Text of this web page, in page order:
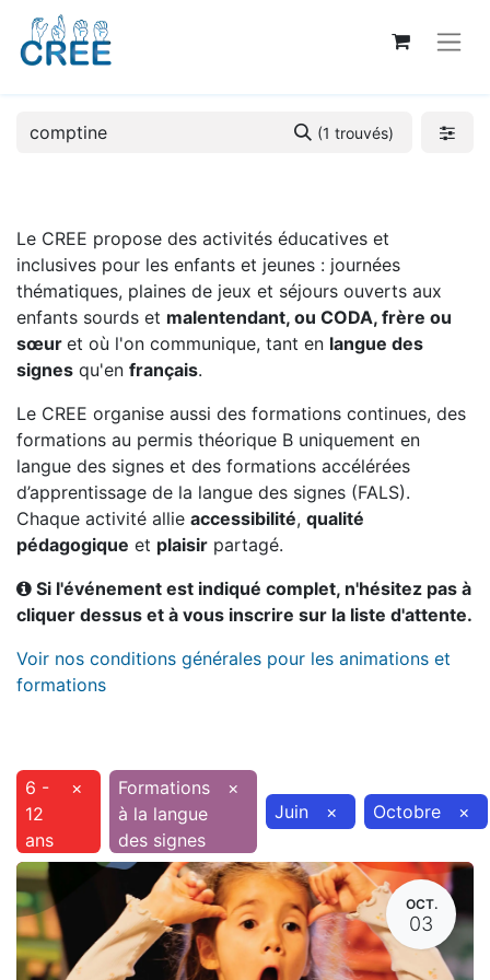
(1 trouvés)
Le CREE propose des activités éducatives et
inclusives pour les enfants et jeunes : journées
thématiques, plaines de jeux et séjours ouverts aux
enfants sourds et malentendant, ou CODA, frère ou
sœur et où l'on communique, tant en langue des
signes qu'en français.
Le CREE organise aussi des formations continues, des
formations au permis théorique B uniquement en
langue des signes et des formations accélérées
d’apprentissage de la langue des signes (FALS).
Chaque activité allie accessibilité, qualité
pédagogique et plaisir partagé.
Si l'événement est indiqué complet, n'hésitez pas à
cliquer dessus et à vous inscrire sur la liste d'attente.
Voir nos conditions générales pour les animations et
formations
6 -
12
ans
×
Formations
à la langue
des signes
×
Juin
× Octobre ×
OCT.
03